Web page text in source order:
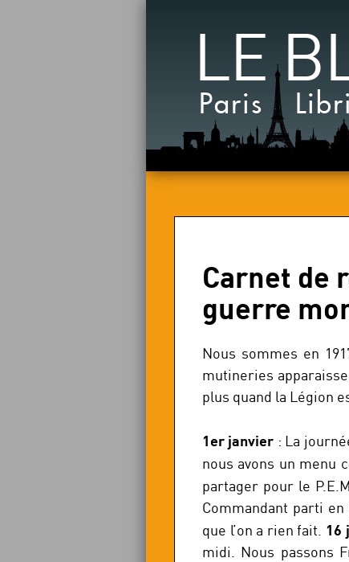
LE
Paris
Carnet de
guerre
Nous sommes en
mutineries
plus quand la Légion
1er janvier : La
nous avons un menu
partager pour le
Commandant parti
que l’on a rien fait. 16
midi. Nous passons